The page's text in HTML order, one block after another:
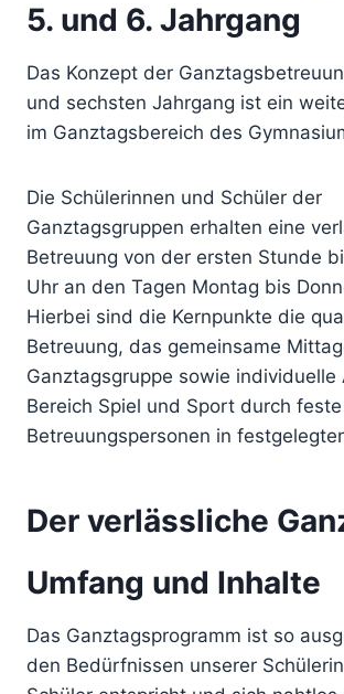
5. und 6. Jahrgang
Das Konzept der
und sechsten Jahrgang ist ein
im Ganztagsbereich des
Die Schülerinnen und Schüler der
Ganztagsgruppen erhalten eine
Betreuung von der ersten Stunde
Uhr an den Tagen Montag bis
Hierbei sind die Kernpunkte die
Betreuung, das gemeinsame
Ganztagsgruppe sowie individuelle
Bereich Spiel und Sport durch feste
Betreuungspersonen in
Der verlässliche
Umfang und Inhalte
Das Ganztagsprogramm ist so
den Bedürfnissen unserer